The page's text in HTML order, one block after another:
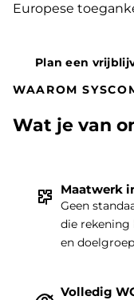
|
Europese
Plan een
WAAROM
Wat je van
Maatwerk
Geen
die rekening
en
Volledig